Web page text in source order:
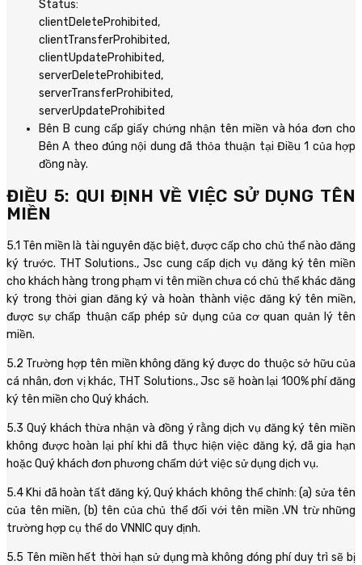
Status:
clientDeleteProhibited,
clientTransferProhibited,
clientUpdateProhibited,
serverDeleteProhibited,
serverTransferProhibited,
serverUpdateProhibited
Bên B cung cấp giấy chứng nhận tên miền và hóa đơn cho
Bên A theo đúng nội dung đã thỏa thuận tại Điều 1 của hợp
đồng này.
ĐIỀU 5: QUI ĐỊNH VỀ VIỆC SỬ DỤNG TÊN
MIỀN
5.1 Tên miền là tài nguyên đặc biệt, được cấp cho chủ thể nào đăng
ký trước. THT Solutions., Jsc cung cấp dịch vụ đăng ký tên miền
cho khách hàng trong phạm vi tên miền chưa có chủ thể khác đăng
ký trong thời gian đăng ký và hoàn thành việc đăng ký tên miền,
được sự chấp thuận cấp phép sử dụng của cơ quan quản lý tên
miền.
5.2 Trường hợp tên miền không đăng ký được do thuộc sở hữu của
cá nhân, đơn vị khác, THT Solutions., Jsc sẽ hoàn lại 100% phí đăng
ký tên miền cho Quý khách.
5.3 Quý khách thừa nhận và đồng ý rằng dịch vụ đăng ký tên miền
không được hoàn lại phí khi đã thực hiện việc đăng ký, đã gia hạn
hoặc Quý khách đơn phương chấm dứt việc sử dụng dịch vụ.
5.4 Khi đã hoàn tất đăng ký, Quý khách không thể chỉnh: (a) sửa tên
của tên miền, (b) tên của chủ thể đối với tên miền .VN trừ những
trường hợp cụ thể do VNNIC quy định.
5.5 Tên miền hết thời hạn sử dụng mà không đóng phí duy trì sẽ bị